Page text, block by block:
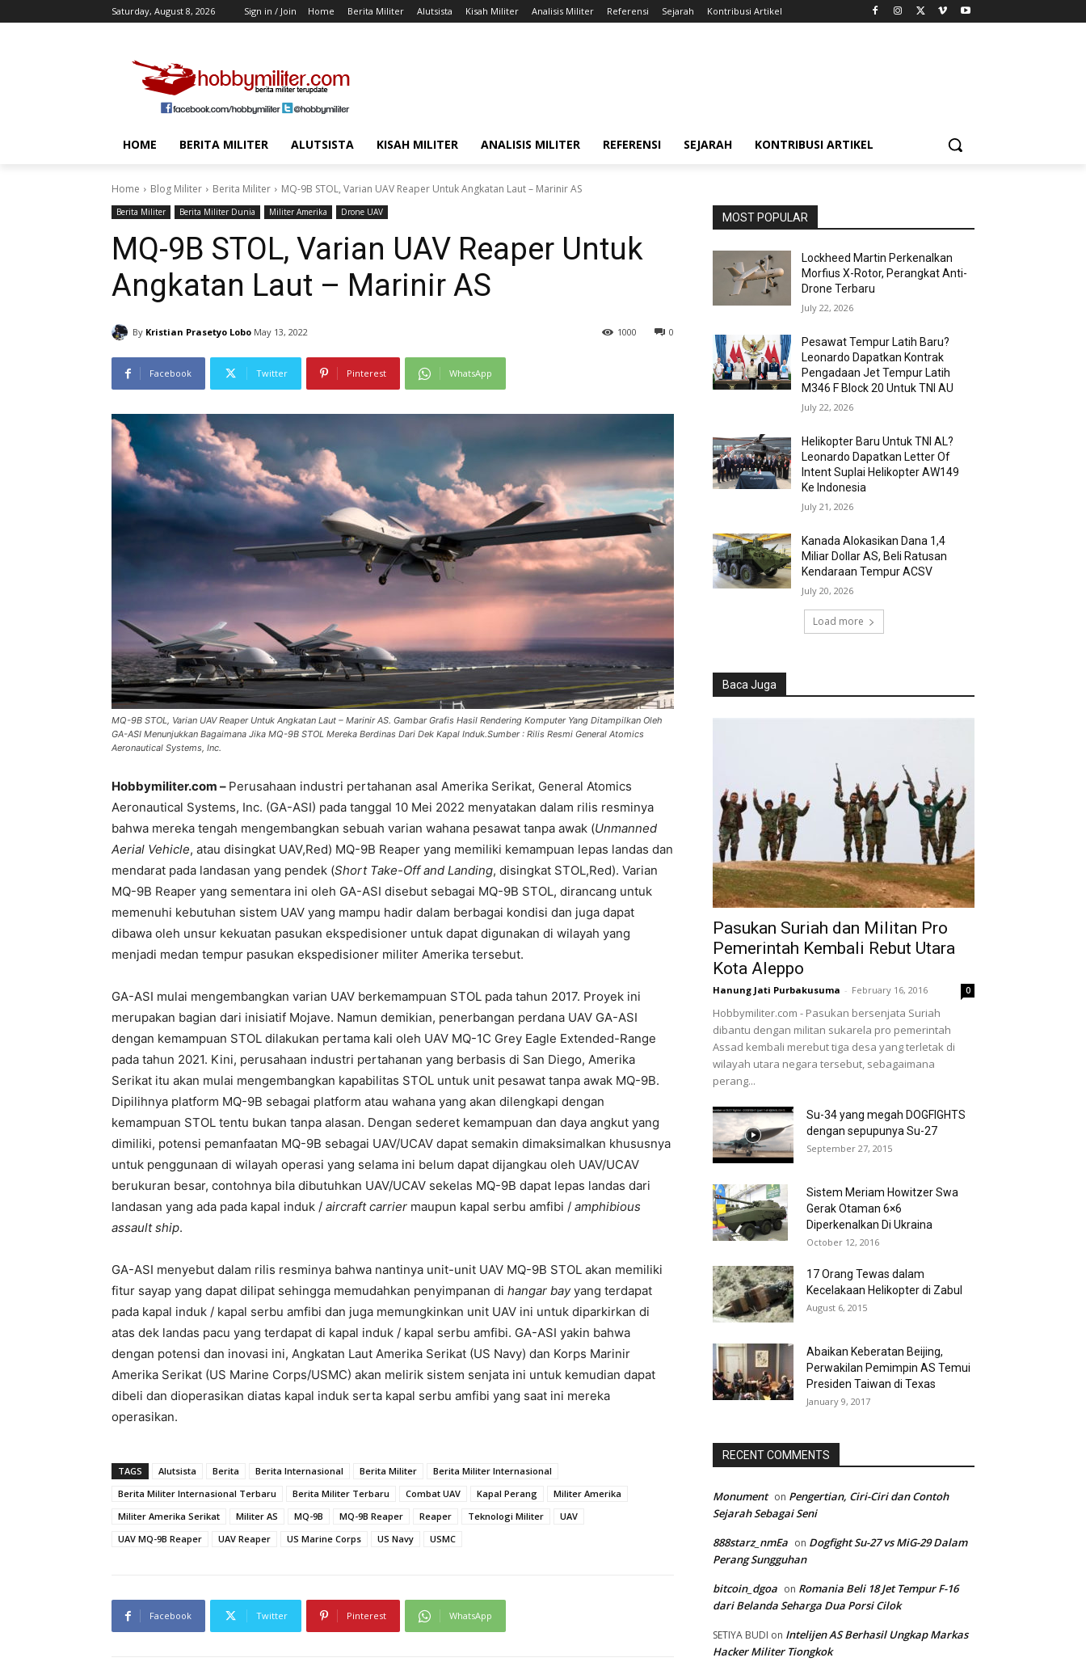
Saturday, August 8, 2026 Sign in / Join Home Berita Militer Alutsista Kisah Militer Analisis Militer Referensi Sejarah Kontribusi Artikel
HOME BERITA MILITER ALUTSISTA KISAH MILITER ANALISIS MILITER REFERENSI SEJARAH KONTRIBUSI ARTIKEL
Home Blog Militer Berita Militer MQ-9B STOL, Varian UAV Reaper Untuk Angkatan Laut – Marinir AS
Berita Militer Berita Militer Dunia Militer Amerika Drone UAV
MQ-9B STOL, Varian UAV Reaper Untuk
Angkatan Laut – Marinir AS
By Kristian Prasetyo Lobo May 13, 2022 0
1000
Facebook Twitter Pinterest WhatsApp
MQ-9B STOL, Varian UAV Reaper Untuk Angkatan Laut – Marinir AS. Gambar Grafis Hasil Rendering Komputer Yang Ditampilkan Oleh
GA-ASI Menunjukkan Bagaimana Jika MQ-9B STOL Mereka Berdinas Dari Dek Kapal Induk.Sumber : Rilis Resmi General Atomics
Aeronautical Systems, Inc.
Hobbymiliter.com – Perusahaan industri pertahanan asal Amerika Serikat, General Atomics
Aeronautical Systems, Inc. (GA-ASI) pada tanggal 10 Mei 2022 menyatakan dalam rilis resminya
bahwa mereka tengah mengembangkan sebuah varian wahana pesawat tanpa awak (Unmanned
Aerial Vehicle, atau disingkat UAV,Red) MQ-9B Reaper yang memiliki kemampuan lepas landas dan
mendarat pada landasan yang pendek (Short Take-Off and Landing, disingkat STOL,Red). Varian
MQ-9B Reaper yang sementara ini oleh GA-ASI disebut sebagai MQ-9B STOL, dirancang untuk
memenuhi kebutuhan sistem UAV yang mampu hadir dalam berbagai kondisi dan juga dapat
dibawa oleh unsur kekuatan pasukan ekspedisioner untuk dapat digunakan di wilayah yang
menjadi medan tempur pasukan ekspedisioner militer Amerika tersebut.
GA-ASI mulai mengembangkan varian UAV berkemampuan STOL pada tahun 2017. Proyek ini
merupakan bagian dari inisiatif Mojave. Namun demikian, penerbangan perdana UAV GA-ASI
dengan kemampuan STOL dilakukan pertama kali oleh UAV MQ-1C Grey Eagle Extended-Range
pada tahun 2021. Kini, perusahaan industri pertahanan yang berbasis di San Diego, Amerika
Serikat itu akan mulai mengembangkan kapabilitas STOL untuk unit pesawat tanpa awak MQ-9B.
Dipilihnya platform MQ-9B sebagai platform atau wahana yang akan dilengkapi dengan
kemampuan STOL tentu bukan tanpa alasan. Dengan sederet kemampuan dan daya angkut yang
dimiliki, potensi pemanfaatan MQ-9B sebagai UAV/UCAV dapat semakin dimaksimalkan khususnya
untuk penggunaan di wilayah operasi yang selama ini belum dapat dijangkau oleh UAV/UCAV
berukuran besar, contohnya bila dibutuhkan UAV/UCAV sekelas MQ-9B dapat lepas landas dari
landasan yang ada pada kapal induk / aircraft carrier maupun kapal serbu amfibi / amphibious
assault ship.
GA-ASI menyebut dalam rilis resminya bahwa nantinya unit-unit UAV MQ-9B STOL akan memiliki
fitur sayap yang dapat dilipat sehingga memudahkan penyimpanan di hangar bayyang terdapat
pada kapal induk / kapal serbu amfibi dan juga memungkinkan unit UAV ini untuk diparkirkan di
atas dek landas pacu yang terdapat di kapal induk / kapal serbu amfibi. GA-ASI yakin bahwa
dengan potensi dan inovasi ini, Angkatan Laut Amerika Serikat (US Navy) dan Korps Marinir
Amerika Serikat (US Marine Corps/USMC) akan melirik sistem senjata ini untuk kemudian dapat
dibeli dan dioperasikan diatas kapal induk serta kapal serbu amfibi yang saat ini mereka
operasikan.
TAGS Alutsista Berita Berita Internasional Berita Militer
Berita Militer Internasional
Berita Militer Internasional Terbaru
Berita Militer Terbaru Combat UAV Kapal Perang
Militer Amerika
Militer Amerika Serikat
Militer AS MQ-9B MQ-9B Reaper Reaper Teknologi Militer
UAV
UAV MQ-9B Reaper
UAV Reaper US Marine Corps US Navy USMC
Facebook Twitter Pinterest WhatsApp
MOST POPULAR
Lockheed Martin Perkenalkan
Morfius X-Rotor, Perangkat Anti-
Drone Terbaru
July 22, 2026
Pesawat Tempur Latih Baru?
Leonardo Dapatkan Kontrak
Pengadaan Jet Tempur Latih
M346 F Block 20 Untuk TNI AU
July 22, 2026
Helikopter Baru Untuk TNI AL?
Leonardo Dapatkan Letter Of
Intent Suplai Helikopter AW149
Ke Indonesia
July 21, 2026
Kanada Alokasikan Dana 1,4
Miliar Dollar AS, Beli Ratusan
Kendaraan Tempur ACSV
July 20, 2026
Load more
Baca Juga
Pasukan Suriah dan Militan Pro
Pemerintah Kembali Rebut Utara
Kota Aleppo
Hanung Jati Purbakusuma - February 16, 2016 0
Hobbymiliter.com - Pasukan bersenjata Suriah
dibantu dengan militan sukarela pro pemerintah
Assad kembali merebut tiga desa yang terletak di
wilayah utara negara tersebut, sebagaimana
perang...
Su-34 yang megah DOGFIGHTS
dengan sepupunya Su-27
September 27, 2015
Sistem Meriam Howitzer Swa
Gerak Otaman 6×6
Diperkenalkan Di Ukraina
October 12, 2016
17 Orang Tewas dalam
Kecelakaan Helikopter di Zabul
August 6, 2015
Abaikan Keberatan Beijing,
Perwakilan Pemimpin AS Temui
Presiden Taiwan di Texas
January 9, 2017
RECENT COMMENTS
Monument on Pengertian, Ciri-Ciri dan Contoh
Sejarah Sebagai Seni
888starz_nmEa on Dogfight Su-27 vs MiG-29 Dalam
Perang Sungguhan
bitcoin_dgoa on Romania Beli 18 Jet Tempur F-16
dari Belanda Seharga Dua Porsi Cilok
SETIYA BUDI on Intelijen AS Berhasil Ungkap Markas
Hacker Militer Tiongkok